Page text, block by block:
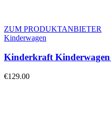
ZUM PRODUKTANBIETER
Kinderwagen
Kinderkraft
€129.00